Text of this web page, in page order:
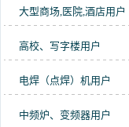
大型商场,医院,酒店用户
高校、写字楼用户
电焊（点焊）机用户
中频炉、变频器用户